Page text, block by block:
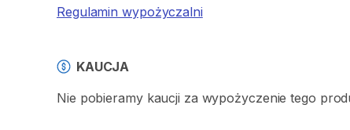
Regulamin wypożyczalni
KAUCJA
Nie pobieramy kaucji za wypożyczenie tego